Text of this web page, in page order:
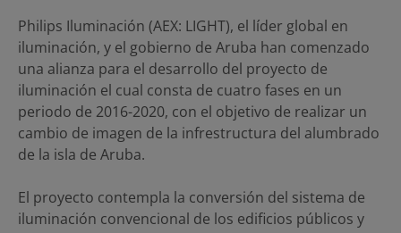
Philips Iluminación (AEX: LIGHT), el líder global en
iluminación, y el gobierno de Aruba han comenzado
una alianza para el desarrollo del proyecto de
iluminación el cual consta de cuatro fases en un
periodo de 2016-2020, con el objetivo de realizar un
cambio de imagen de la infrestructura del alumbrado
de la isla de Aruba.
El proyecto contempla la conversión del sistema de
iluminación convencional de los edificios públicos y